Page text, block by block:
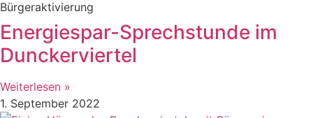
Bürgeraktivierung
Energiespar-Sprechstunde im
Dunckerviertel
Weiterlesen »
1. September 2022